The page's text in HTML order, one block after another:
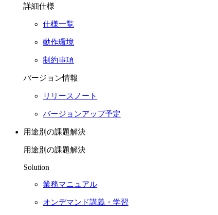
詳細仕様
仕様一覧
動作環境
制約事項
バージョン情報
リリースノート
バージョンアップ予定
用途別の課題解決
用途別の課題解決
Solution
業務マニュアル
オンデマンド講義・学習